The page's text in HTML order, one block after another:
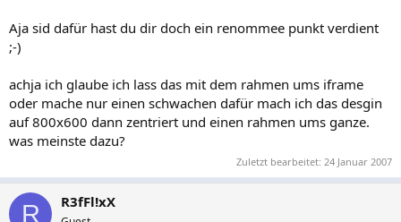
Aja sid dafür hast du dir doch ein renommee punkt verdient
;-)
achja ich glaube ich lass das mit dem rahmen ums iframe
oder mache nur einen schwachen dafür mach ich das desgin
auf 800x600 dann zentriert und einen rahmen ums ganze.
was meinste dazu?
Zuletzt bearbeitet: 24 Januar 2007
R R3fFl!xX